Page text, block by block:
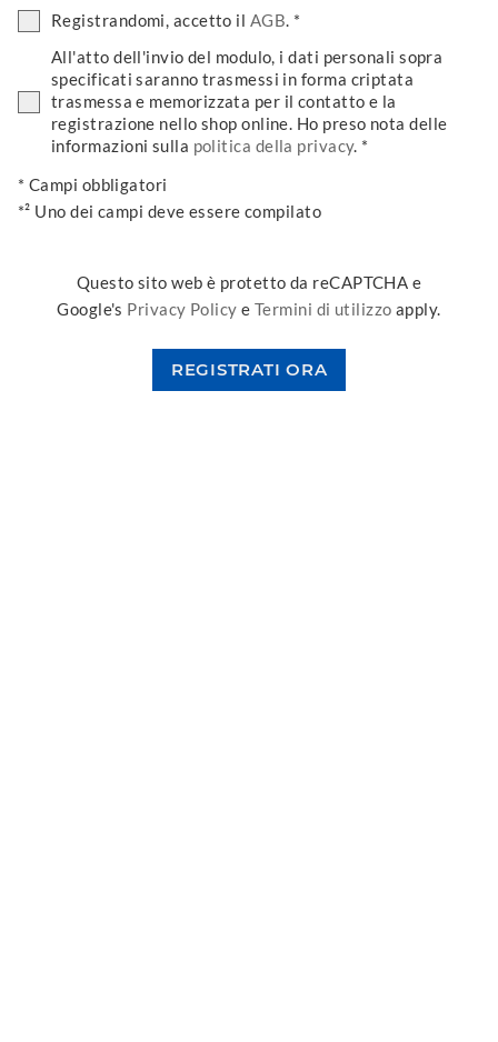
Registrandomi, accetto il AGB. *
All'atto dell'invio del modulo, i dati personali sopra
specificati saranno trasmessi in forma criptata
trasmessa e memorizzata per il contatto e la
registrazione nello shop online. Ho preso nota delle
informazioni sulla politica della privacy. *
* Campi obbligatori
*² Uno dei campi deve essere compilato
Questo sito web è protetto da reCAPTCHA e
Google's Privacy Policy e Termini di utilizzo apply.
REGISTRATI ORA